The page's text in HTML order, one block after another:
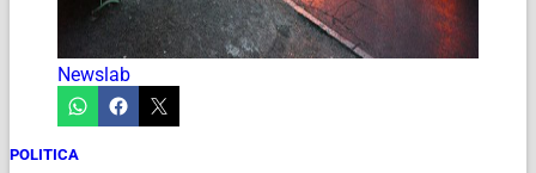
Newslab
POLITICA